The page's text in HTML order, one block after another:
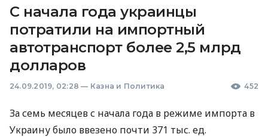
С начала года украинцы
потратили на импортный
автотранспорт более 2,5 млрд
долларов
24.09.2019, 02:28 — Казна и Политика 452
За семь месяцев с начала года в режиме импорта в
Украину было ввезено почти 371 тыс. ед.